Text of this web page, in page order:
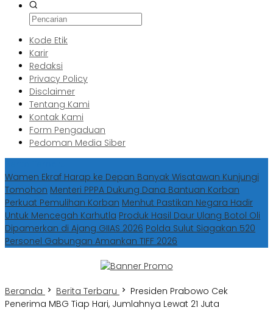
Kode Etik
Karir
Redaksi
Privacy Policy
Disclaimer
Tentang Kami
Kontak Kami
Form Pengaduan
Pedoman Media Siber
Wamen Ekraf Harap ke Depan Banyak Wisatawan Kunjungi
Tomohon Menteri PPPA Dukung Dana Bantuan Korban
Perkuat Pemulihan Korban Menhut Pastikan Negara Hadir
Untuk Mencegah Karhutla Produk Hasil Daur Ulang Botol Oli
Dipamerkan di Ajang GIIAS 2026 Polda Sulut Siagakan 520
Personel Gabungan Amankan TIFF 2026
Beranda Berita Terbaru
Presiden Prabowo Cek
Penerima MBG Tiap Hari, Jumlahnya Lewat 21 Juta